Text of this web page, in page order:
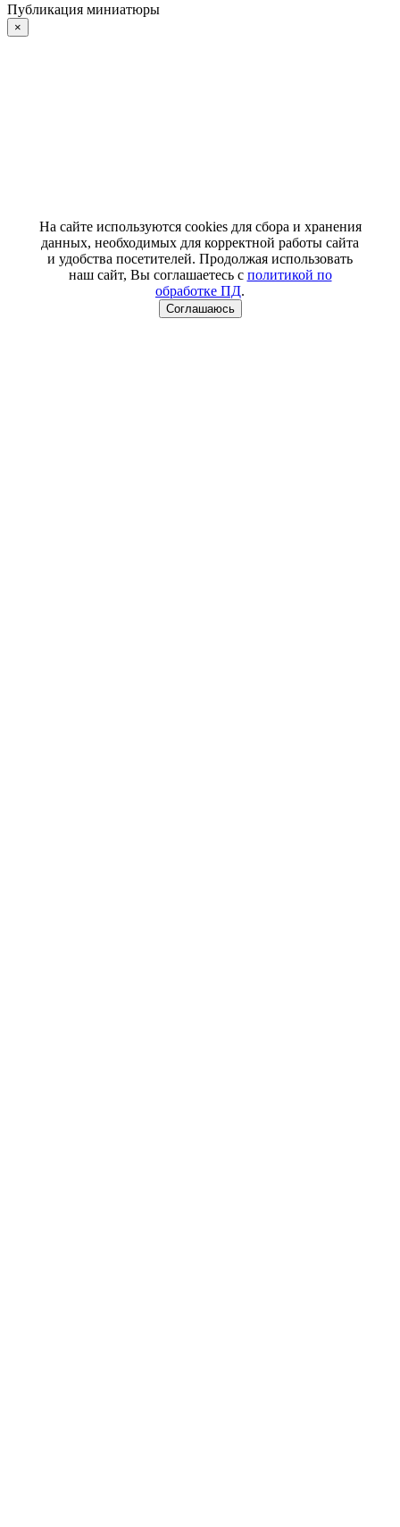
Публикация миниатюры
×
На сайте используются cookies для сбора и хранения
данных, необходимых для корректной работы сайта
и удобства посетителей. Продолжая использовать
наш сайт, Вы соглашаетесь с политикой по
обработке ПД.
Соглашаюсь